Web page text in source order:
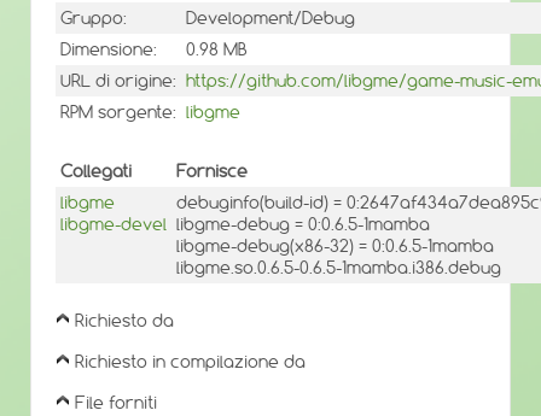
Gruppo:
Development/Debug
Dimensione:
0.98 MB
URL di origine: https://github.com/libgme/game-music-
RPM sorgente: libgme
Collegati
Fornisce
libgme
libgme-devel
debuginfo(build-id) =
libgme-debug = 0:0.6.5-1mamba
libgme-debug(x86-32) = 0:0.6.5-1mamba
libgme.so.0.6.5-0.6.5-1mamba.i386.debug
Richiesto da
Richiesto in compilazione da
File forniti